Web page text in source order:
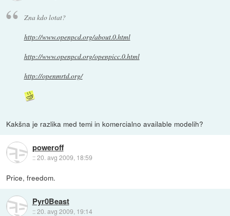
Zna kdo lotat?
http://www.openpcd.org/about.0.html
http://www.openpcd.org/openpicc.0.html
http://openmrtd.org/
Kakšna je razlika med temi in komercialno available modelih?
poweroff
::20. avg 2009, 18:59
Price, freedom.
Pyr0Beast
::20. avg 2009, 19:14